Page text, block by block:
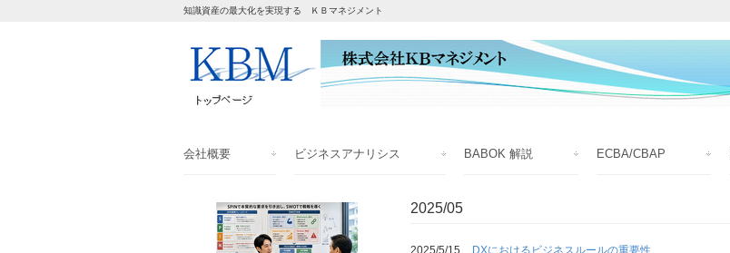
知識資産の最大化を実現する ＫＢマネジメント
会社概要 ビジネスアナリシス BABOK 解説 ECBA/CBAP
2025/05
2025/5/15 DXにおけるビジネスルールの重要性